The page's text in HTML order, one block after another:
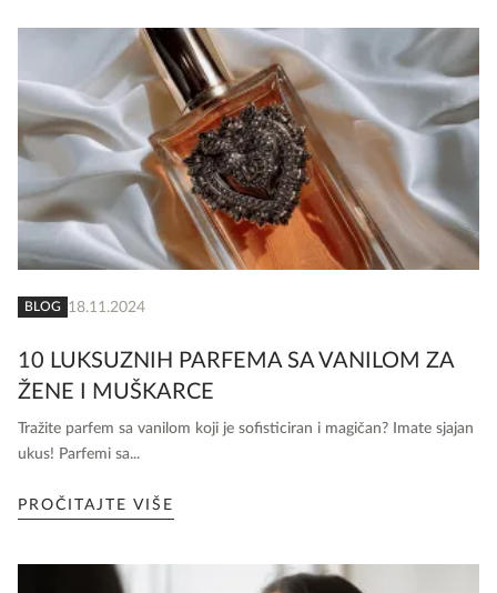
BLOG 18.11.2024
10 LUKSUZNIH PARFEMA SA VANILOM ZA
ŽENE I MUŠKARCE
Tražite parfem sa vanilom koji je sofisticiran i magičan? Imate sjajan
ukus! Parfemi sa...
PROČITAJTE VIŠE